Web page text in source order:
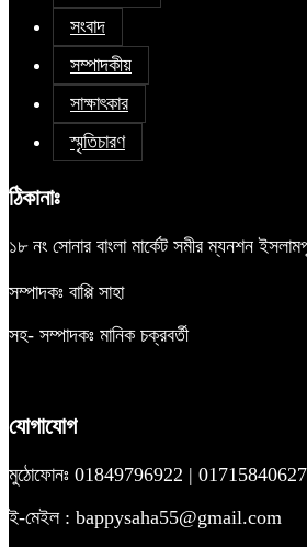
সংবাদ
সম্পাদকীয়
সাক্ষাৎকার
স্মৃতিচারণ
ঠিকানাঃ
১৮ নং সোনার বাংলা মার্কেট সমীর ম্যনশন
সম্পাদকঃ বাপ্পি সাহা
সহ- সম্পাদকঃ মানিক চক্রবর্তী
যোগাযোগ
মুঠোফোনঃ 01849796922 |
ই-মেইল : bappysaha55@gmail.com